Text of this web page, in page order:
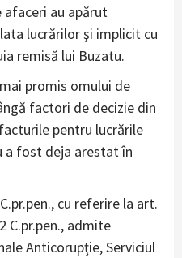
afaceri au apărut
lucrărilor şi implicit cu
remisă lui Buzatu.
promis omului de
factori de decizie din
pentru lucrările
a fost deja arestat în
cu referire la art.
C.pr.pen., admite
Anticorupţie, Serviciul